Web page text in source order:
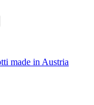
made in Austria